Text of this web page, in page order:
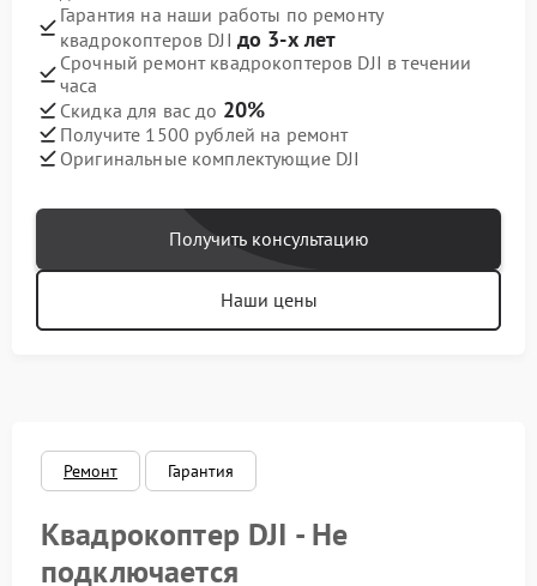
Гарантия на наши работы по ремонту
квадрокоптеров DJI до 3-х лет
Срочный ремонт квадрокоптеров DJI в течении
часа
Скидка для вас до 20%
Получите 1500 рублей на ремонт
Оригинальные комплектующие DJI
Получить консультацию
Наши цены
Ремонт Гарантия
Квадрокоптер DJI - Не
подключается